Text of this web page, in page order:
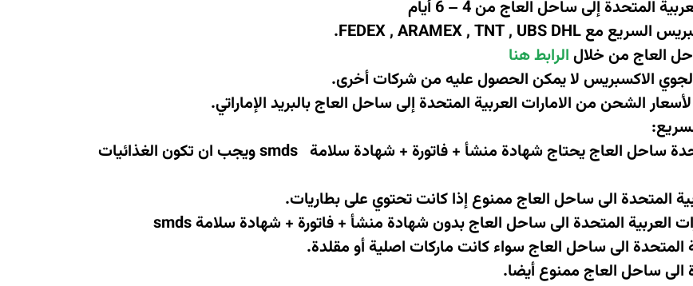
إلى ساحل العاج من 4 – 6 أيام
السريع معFEDEX , ARAMEX , TNT , UBS DHL
.
العاج من خلالالرابط هنا
الاكسبريس لا يمكن الحصول عليه من شركات أخرى.
الشحن من الامارات العربية المتحدة إلى ساحل العاج بالبريد الإماراتي.
:
ساحل العاج يحتاج شهادة منشأ + فاتورة + شهادة سلامة
ويجب ان تكون الغذائيات
المتحدة الى ساحل العاج ممنوع إذا كانت تحتوي على بطاريات.
العربية المتحدة الى ساحل العاج بدون شهادة منشأ + فاتورة + شهادة سلامةsmds
المتحدة الى ساحل العاج سواء كانت ماركات اصلية أو مقلدة.
الى ساحل العاج ممنوع أيضا.